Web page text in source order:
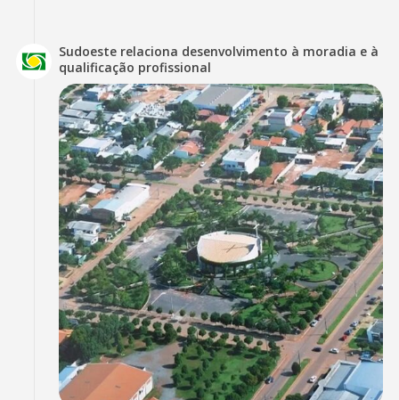
Sudoeste relaciona desenvolvimento à moradia e à
qualificação profissional